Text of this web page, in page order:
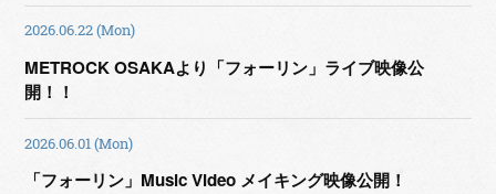
2026.06.22 (Mon)
METROCK OSAKAより「フォーリン」ライブ映像公
開！！
2026.06.01 (Mon)
「フォーリン」Music Video メイキング映像公開！